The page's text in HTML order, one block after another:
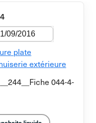
09/2016
plate
extérieure
044-4-